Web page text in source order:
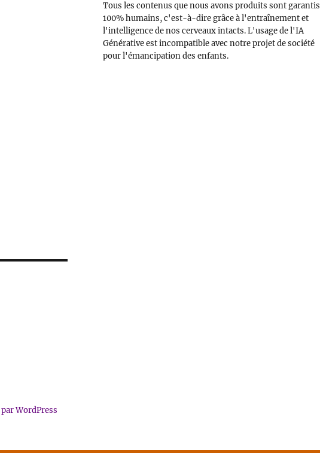
Tous les contenus que nous avons produits sont garantis
100% humains, c'est-à-dire grâce à l'entraînement et
l'intelligence de nos cerveaux intacts. L'usage de l'IA
Générative est incompatible avec notre projet de société
pour l'émancipation des enfants.
WordPress